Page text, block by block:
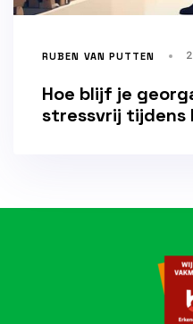
RUBEN VAN PUTTEN
Hoe blijf je
stressvrij tijdens